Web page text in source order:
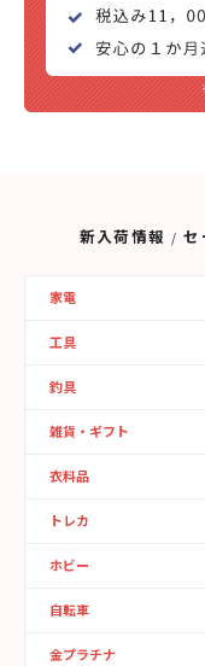
新入荷情報 セ
家電
工具
釣具
雑貨・ギフト
衣料品
トレカ
ホビー
自転車
金プラチナ